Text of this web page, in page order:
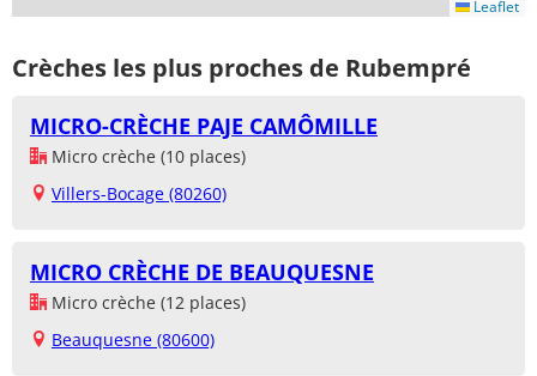
Leaflet
Crèches les plus proches de Rubempré
MICRO-CRÈCHE PAJE CAMÔMILLE
Micro crèche (10 places)
Villers-Bocage (80260)
MICRO CRÈCHE DE BEAUQUESNE
Micro crèche (12 places)
Beauquesne (80600)